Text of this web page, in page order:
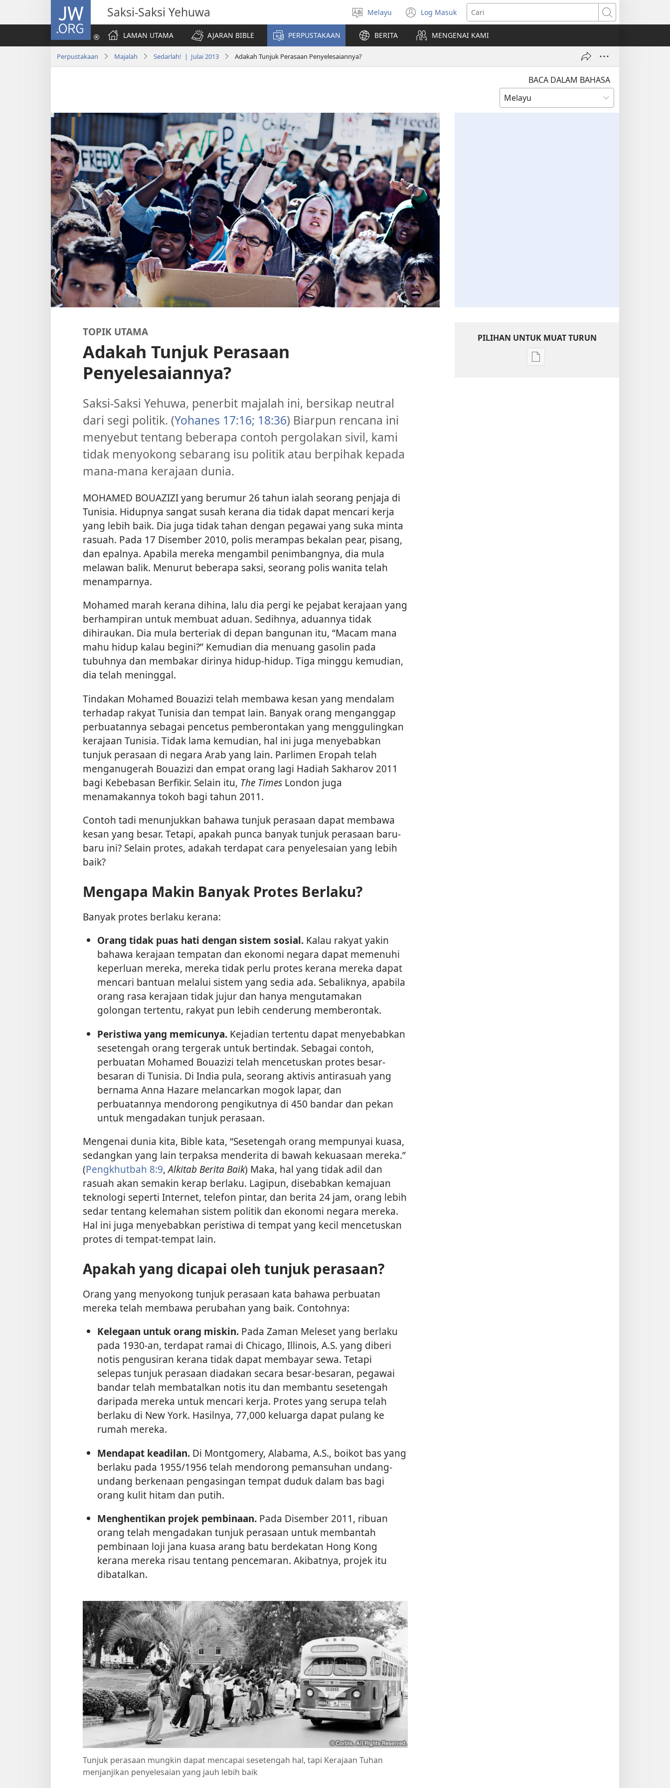
JW.ORG Saksi-Saksi Yehuwa
Pilih
Bahasa
Melayu Log Masuk
(membuka
tetingkap
baharu)
Cari
LAMAN UTAMA
AJARAN BIBLE PERPUSTAKAAN BERITA MENGENAI KAMI
Perpustakaan Majalah Sedarlah! | Julai 2013 Adakah Tunjuk Perasaan Penyelesaiannya?
BACA DALAM BAHASA
TOPIK UTAMA
Adakah Tunjuk Perasaan
Penyelesaiannya?
Saksi-Saksi Yehuwa, penerbit majalah ini, bersikap neutral
dari segi politik. (Yohanes 17:16; 18:36) Biarpun rencana ini
menyebut tentang beberapa contoh pergolakan sivil, kami
tidak menyokong sebarang isu politik atau berpihak kepada
mana-mana kerajaan dunia.
MOHAMED BOUAZIZI yang berumur 26 tahun ialah seorang penjaja di
Tunisia. Hidupnya sangat susah kerana dia tidak dapat mencari kerja
yang lebih baik. Dia juga tidak tahan dengan pegawai yang suka minta
rasuah. Pada 17 Disember 2010, polis merampas bekalan pear, pisang,
dan epalnya. Apabila mereka mengambil penimbangnya, dia mula
melawan balik. Menurut beberapa saksi, seorang polis wanita telah
menamparnya.
Mohamed marah kerana dihina, lalu dia pergi ke pejabat kerajaan yang
berhampiran untuk membuat aduan. Sedihnya, aduannya tidak
dihiraukan. Dia mula berteriak di depan bangunan itu, “Macam mana
mahu hidup kalau begini?” Kemudian dia menuang gasolin pada
tubuhnya dan membakar dirinya hidup-hidup. Tiga minggu kemudian,
dia telah meninggal.
Tindakan Mohamed Bouazizi telah membawa kesan yang mendalam
terhadap rakyat Tunisia dan tempat lain. Banyak orang menganggap
perbuatannya sebagai pencetus pemberontakan yang menggulingkan
kerajaan Tunisia. Tidak lama kemudian, hal ini juga menyebabkan
tunjuk perasaan di negara Arab yang lain. Parlimen Eropah telah
menganugerah Bouazizi dan empat orang lagi Hadiah Sakharov 2011
bagi Kebebasan Berfikir. Selain itu, The Times London juga
menamakannya tokoh bagi tahun 2011.
Contoh tadi menunjukkan bahawa tunjuk perasaan dapat membawa
kesan yang besar. Tetapi, apakah punca banyak tunjuk perasaan baru-
baru ini? Selain protes, adakah terdapat cara penyelesaian yang lebih
baik?
Mengapa Makin Banyak Protes Berlaku?
Banyak protes berlaku kerana:
Orang tidak puas hati dengan sistem sosial.Kalau rakyat yakin
bahawa kerajaan tempatan dan ekonomi negara dapat memenuhi
keperluan mereka, mereka tidak perlu protes kerana mereka dapat
mencari bantuan melalui sistem yang sedia ada. Sebaliknya, apabila
orang rasa kerajaan tidak jujur dan hanya mengutamakan
golongan tertentu, rakyat pun lebih cenderung memberontak.
Peristiwa yang memicunya.Kejadian tertentu dapat menyebabkan
sesetengah orang tergerak untuk bertindak. Sebagai contoh,
perbuatan Mohamed Bouazizi telah mencetuskan protes besar-
besaran di Tunisia. Di India pula, seorang aktivis antirasuah yang
bernama Anna Hazare melancarkan mogok lapar, dan
perbuatannya mendorong pengikutnya di 450 bandar dan pekan
untuk mengadakan tunjuk perasaan.
Mengenai dunia kita, Bible kata, “Sesetengah orang mempunyai kuasa,
sedangkan yang lain terpaksa menderita di bawah kekuasaan mereka.”
(Pengkhutbah 8:9,Alkitab Berita Baik) Maka, hal yang tidak adil dan
rasuah akan semakin kerap berlaku. Lagipun, disebabkan kemajuan
teknologi seperti Internet, telefon pintar, dan berita 24 jam, orang lebih
sedar tentang kelemahan sistem politik dan ekonomi negara mereka.
Hal ini juga menyebabkan peristiwa di tempat yang kecil mencetuskan
protes di tempat-tempat lain.
Apakah yang dicapai oleh tunjuk perasaan?
Orang yang menyokong tunjuk perasaan kata bahawa perbuatan
mereka telah membawa perubahan yang baik. Contohnya:
Kelegaan untuk orang miskin.Pada Zaman Meleset yang berlaku
pada 1930-an, terdapat ramai di Chicago, Illinois, A.S. yang diberi
notis pengusiran kerana tidak dapat membayar sewa. Tetapi
selepas tunjuk perasaan diadakan secara besar-besaran, pegawai
bandar telah membatalkan notis itu dan membantu sesetengah
daripada mereka untuk mencari kerja. Protes yang serupa telah
berlaku di New York. Hasilnya, 77,000 keluarga dapat pulang ke
rumah mereka.
Mendapat keadilan.Di Montgomery, Alabama, A.S., boikot bas yang
berlaku pada 1955/1956 telah mendorong pemansuhan undang-
undang berkenaan pengasingan tempat duduk dalam bas bagi
orang kulit hitam dan putih.
Menghentikan projek pembinaan.Pada Disember 2011, ribuan
orang telah mengadakan tunjuk perasaan untuk membantah
pembinaan loji jana kuasa arang batu berdekatan Hong Kong
kerana mereka risau tentang pencemaran. Akibatnya, projek itu
dibatalkan.
Tunjuk perasaan mungkin dapat mencapai sesetengah hal, tapi Kerajaan Tuhan
menjanjikan penyelesaian yang jauh lebih baik
PILIHAN UNTUK MUAT TURUN
Pilihan